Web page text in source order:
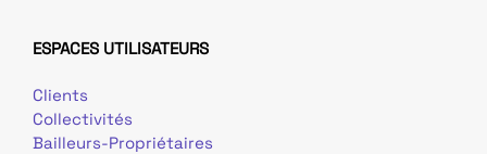
ESPACES UTILISATEURS
Clients
Collectivités
Bailleurs-Propriétaires